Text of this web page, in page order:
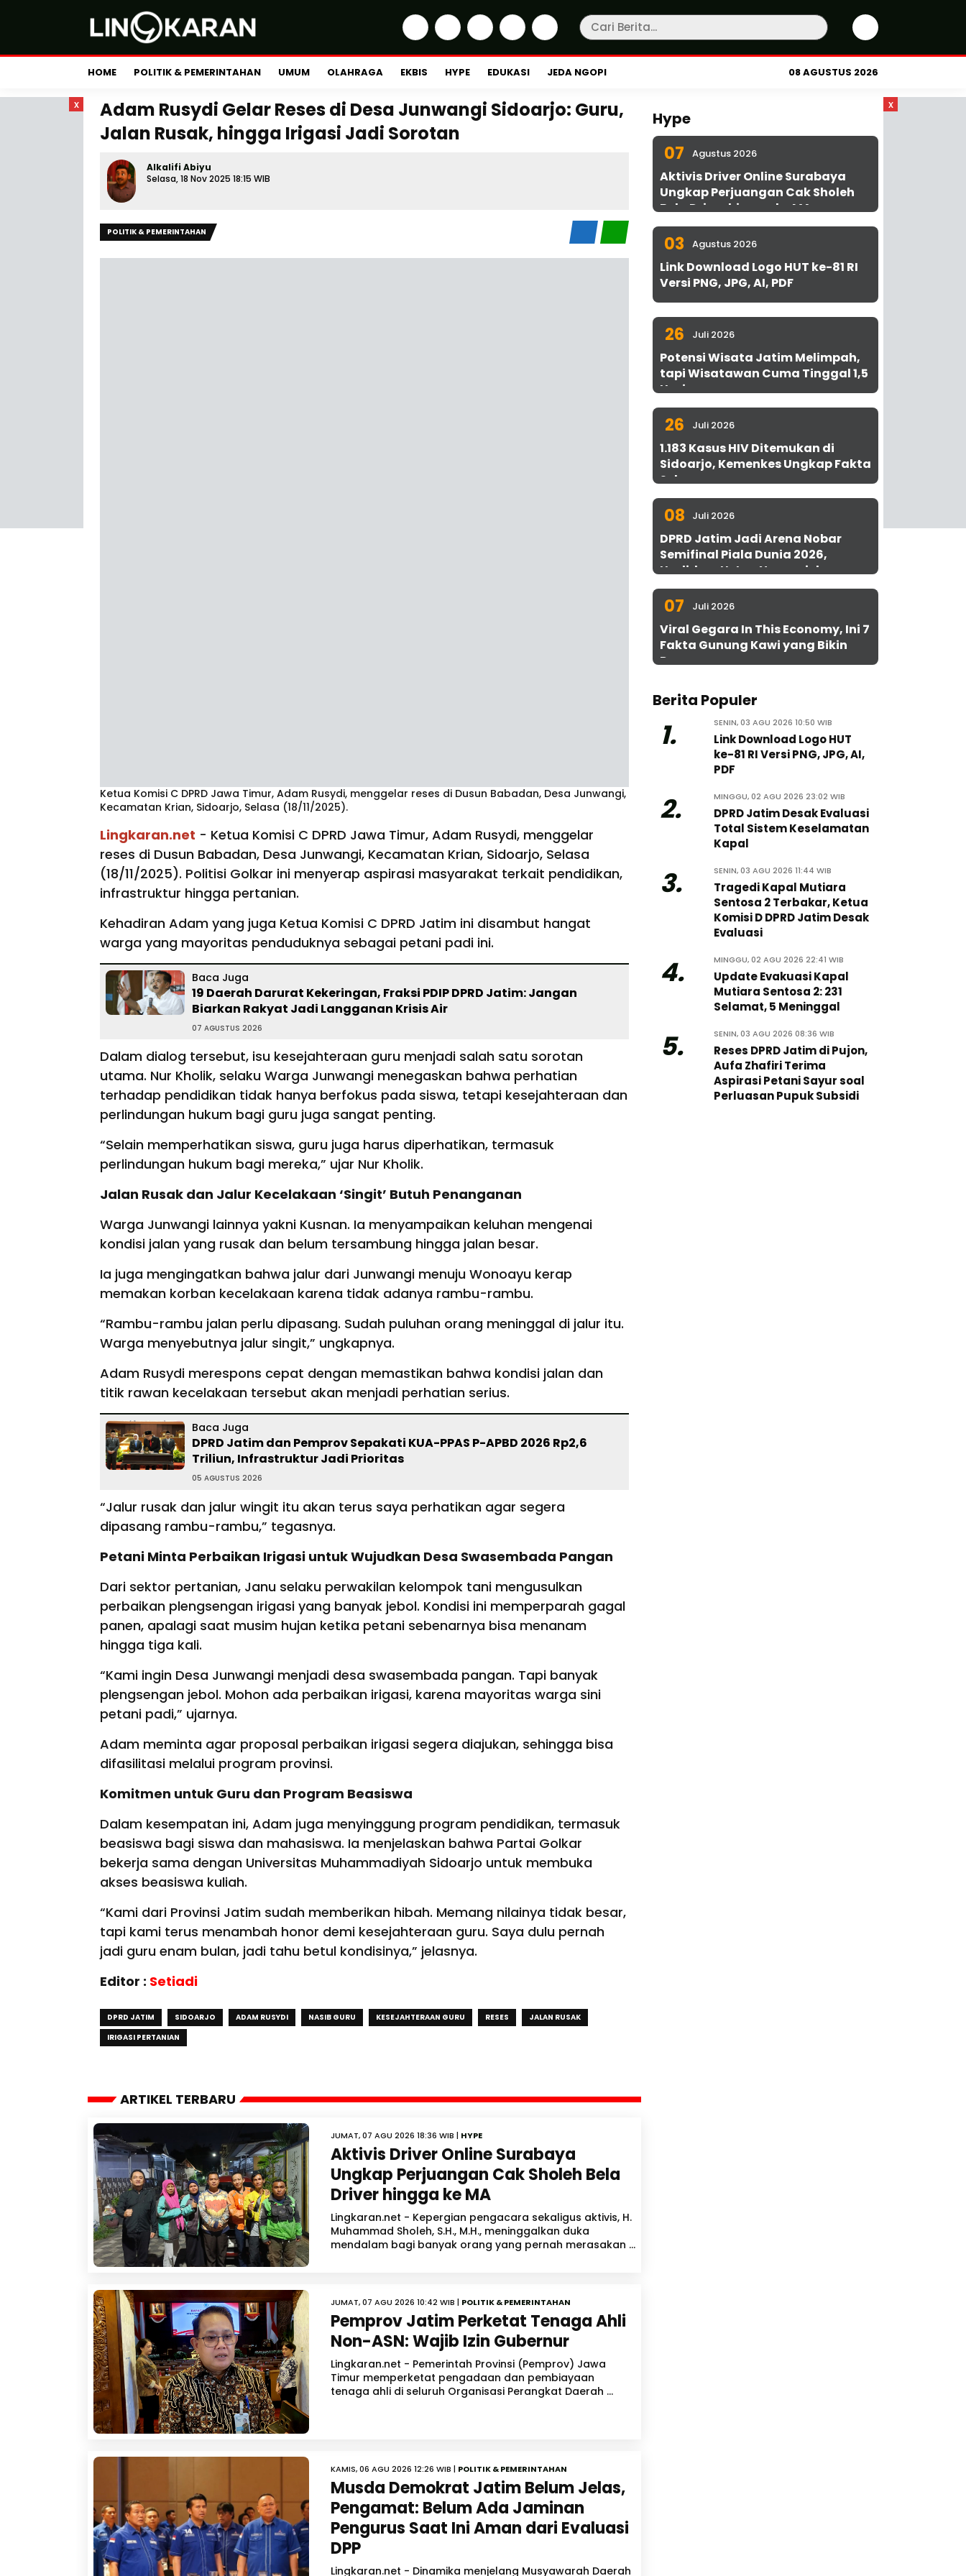
HOME POLITIK & PEMERINTAHAN UMUM OLAHRAGA EKBIS HYPE EDUKASI JEDA NGOPI 08 AGUSTUS 2026
x x
Adam Rusydi Gelar Reses di Desa Junwangi Sidoarjo: Guru,
Jalan Rusak, hingga Irigasi Jadi Sorotan
Alkalifi Abiyu
Selasa, 18 Nov 2025 18:15 WIB
POLITIK & PEMERINTAHAN
Ketua Komisi C DPRD Jawa Timur, Adam Rusydi, menggelar reses di Dusun Babadan, Desa Junwangi,
Kecamatan Krian, Sidoarjo, Selasa (18/11/2025).
Lingkaran.net - Ketua Komisi C DPRD Jawa Timur, Adam Rusydi, menggelar
reses di Dusun Babadan, Desa Junwangi, Kecamatan Krian, Sidoarjo, Selasa
(18/11/2025). Politisi Golkar ini menyerap aspirasi masyarakat terkait pendidikan,
infrastruktur hingga pertanian.
Kehadiran Adam yang juga Ketua Komisi C DPRD Jatim ini disambut hangat
warga yang mayoritas penduduknya sebagai petani padi ini.
Baca Juga
19 Daerah Darurat Kekeringan, Fraksi PDIP DPRD Jatim: Jangan
Biarkan Rakyat Jadi Langganan Krisis Air
07 AGUSTUS 2026
Dalam dialog tersebut, isu kesejahteraan guru menjadi salah satu sorotan
utama. Nur Kholik, selaku Warga Junwangi menegaskan bahwa perhatian
terhadap pendidikan tidak hanya berfokus pada siswa, tetapi kesejahteraan dan
perlindungan hukum bagi guru juga sangat penting.
“Selain memperhatikan siswa, guru juga harus diperhatikan, termasuk
perlindungan hukum bagi mereka,” ujar Nur Kholik.
Jalan Rusak dan Jalur Kecelakaan ‘Singit’ Butuh Penanganan
Warga Junwangi lainnya yakni Kusnan. Ia menyampaikan keluhan mengenai
kondisi jalan yang rusak dan belum tersambung hingga jalan besar.
Ia juga mengingatkan bahwa jalur dari Junwangi menuju Wonoayu kerap
memakan korban kecelakaan karena tidak adanya rambu-rambu.
“Rambu-rambu jalan perlu dipasang. Sudah puluhan orang meninggal di jalur itu.
Warga menyebutnya jalur singit,” ungkapnya.
Adam Rusydi merespons cepat dengan memastikan bahwa kondisi jalan dan
titik rawan kecelakaan tersebut akan menjadi perhatian serius.
Baca Juga
DPRD Jatim dan Pemprov Sepakati KUA-PPAS P-APBD 2026 Rp2,6
Triliun, Infrastruktur Jadi Prioritas
05 AGUSTUS 2026
“Jalur rusak dan jalur wingit itu akan terus saya perhatikan agar segera
dipasang rambu-rambu,” tegasnya.
Petani Minta Perbaikan Irigasi untuk Wujudkan Desa Swasembada Pangan
Dari sektor pertanian, Janu selaku perwakilan kelompok tani mengusulkan
perbaikan plengsengan irigasi yang banyak jebol. Kondisi ini memperparah gagal
panen, apalagi saat musim hujan ketika petani sebenarnya bisa menanam
hingga tiga kali.
“Kami ingin Desa Junwangi menjadi desa swasembada pangan. Tapi banyak
plengsengan jebol. Mohon ada perbaikan irigasi, karena mayoritas warga sini
petani padi,” ujarnya.
Adam meminta agar proposal perbaikan irigasi segera diajukan, sehingga bisa
difasilitasi melalui program provinsi.
Komitmen untuk Guru dan Program Beasiswa
Dalam kesempatan ini, Adam juga menyinggung program pendidikan, termasuk
beasiswa bagi siswa dan mahasiswa. Ia menjelaskan bahwa Partai Golkar
bekerja sama dengan Universitas Muhammadiyah Sidoarjo untuk membuka
akses beasiswa kuliah.
“Kami dari Provinsi Jatim sudah memberikan hibah. Memang nilainya tidak besar,
tapi kami terus menambah honor demi kesejahteraan guru. Saya dulu pernah
jadi guru enam bulan, jadi tahu betul kondisinya,” jelasnya.
Editor : Setiadi
DPRD JATIM SIDOARJO ADAM RUSYDI NASIB GURU KESEJAHTERAAN GURU RESES
JALAN RUSAK
IRIGASI PERTANIAN
ARTIKEL TERBARU
JUMAT, 07 AGU 2026 18:36 WIB | HYPE
Aktivis Driver Online Surabaya
Ungkap Perjuangan Cak Sholeh Bela
Driver hingga ke MA
Lingkaran.net - Kepergian pengacara sekaligus aktivis, H.
Muhammad Sholeh, S.H., M.H., meninggalkan duka
mendalam bagi banyak orang yang pernah merasakan ...
JUMAT, 07 AGU 2026 10:42 WIB | POLITIK & PEMERINTAHAN
Pemprov Jatim Perketat Tenaga Ahli
Non-ASN: Wajib Izin Gubernur
Lingkaran.net - Pemerintah Provinsi (Pemprov) Jawa
Timur memperketat pengadaan dan pembiayaan
tenaga ahli di seluruh Organisasi Perangkat Daerah ...
KAMIS, 06 AGU 2026 12:26 WIB | POLITIK & PEMERINTAHAN
Musda Demokrat Jatim Belum Jelas,
Pengamat: Belum Ada Jaminan
Pengurus Saat Ini Aman dari Evaluasi
DPP
Lingkaran.net - Dinamika menjelang Musyawarah Daerah
Hype
07 Agustus 2026
Aktivis Driver Online Surabaya
Ungkap Perjuangan Cak Sholeh
Bela Driver hingga ke MA
03 Agustus 2026
Link Download Logo HUT ke-81 RI
Versi PNG, JPG, AI, PDF
26 Juli 2026
Potensi Wisata Jatim Melimpah,
tapi Wisatawan Cuma Tinggal 1,5
Hari
26 Juli 2026
1.183 Kasus HIV Ditemukan di
Sidoarjo, Kemenkes Ungkap Fakta
Sebenarnya
08 Juli 2026
DPRD Jatim Jadi Arena Nobar
Semifinal Piala Dunia 2026,
Hadirkan Uston Nawawi dan
UMKM Gratis untuk 1.000 Warga
07 Juli 2026
Viral Gegara In This Economy, Ini 7
Fakta Gunung Kawi yang Bikin
Penasaran
Berita Populer
1. SENIN, 03 AGU 2026 10:50 WIB
Link Download Logo HUT
ke-81 RI Versi PNG, JPG, AI,
PDF
2. MINGGU, 02 AGU 2026 23:02 WIB
DPRD Jatim Desak Evaluasi
Total Sistem Keselamatan
Kapal
3. SENIN, 03 AGU 2026 11:44 WIB
Tragedi Kapal Mutiara
Sentosa 2 Terbakar, Ketua
Komisi D DPRD Jatim Desak
Evaluasi
4. MINGGU, 02 AGU 2026 22:41 WIB
Update Evakuasi Kapal
Mutiara Sentosa 2: 231
Selamat, 5 Meninggal
5. SENIN, 03 AGU 2026 08:36 WIB
Reses DPRD Jatim di Pujon,
Aufa Zhafiri Terima
Aspirasi Petani Sayur soal
Perluasan Pupuk Subsidi